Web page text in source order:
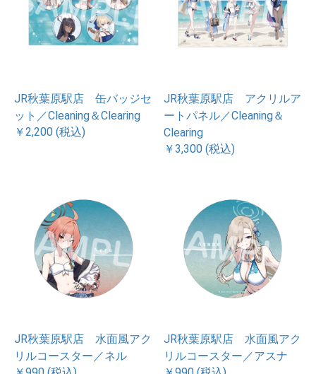
JR秋葉原駅店 缶バッジセ
ット／Cleaning＆Clearing
￥2,200 (税込)
JR秋葉原駅店 アクリルア
ートパネル／Cleaning＆
Clearing
￥3,300 (税込)
JR秋葉原駅店 水面風アク
リルコースター／ネル
JR秋葉原駅店 水面風アク
リルコースター／アスナ